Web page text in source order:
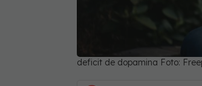
deficit de dopamina Foto: